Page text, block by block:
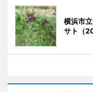
横浜市
サト（